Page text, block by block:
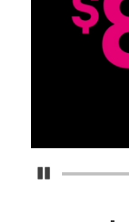
Detener